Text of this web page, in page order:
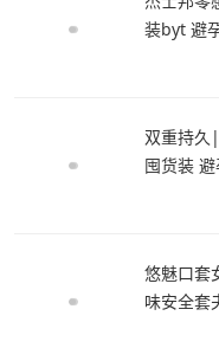
装byt 避
双重持久
囤货装
悠魅口套
味安全套